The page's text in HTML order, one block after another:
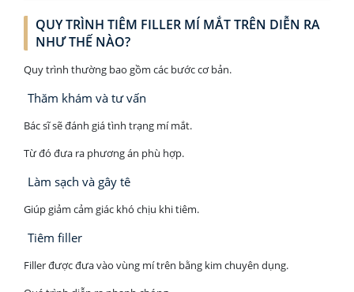
QUY TRÌNH TIÊM FILLER MÍ MẮT TRÊN DIỄN RA
NHƯ THẾ NÀO?
Quy trình thường bao gồm các bước cơ bản.
Thăm khám và tư vấn
Bác sĩ sẽ đánh giá tình trạng mí mắt.
Từ đó đưa ra phương án phù hợp.
Làm sạch và gây tê
Giúp giảm cảm giác khó chịu khi tiêm.
Tiêm filler
Filler được đưa vào vùng mí trên bằng kim chuyên dụng.